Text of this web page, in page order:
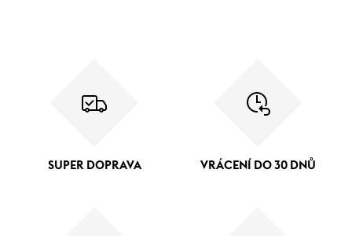
SUPER DOPRAVA VRÁCENÍ DO 30 DNŮ